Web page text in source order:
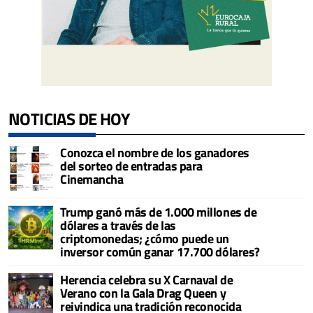
NOTICIAS DE HOY
Conozca el nombre de los ganadores
del sorteo de entradas para
Cinemancha
Trump ganó más de 1.000 millones de
dólares a través de las
criptomonedas; ¿cómo puede un
inversor común ganar 17.700 dólares?
Herencia celebra su X Carnaval de
Verano con la Gala Drag Queen y
reivindica una tradición reconocida